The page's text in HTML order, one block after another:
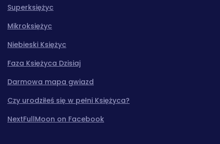
Superksiężyc
Mikroksiężyc
Niebieski Księżyc
Faza Księżyca Dzisiaj
Darmowa mapa gwiazd
Czy urodziłeś się w pełni Księżyca?
NextFullMoon on Facebook